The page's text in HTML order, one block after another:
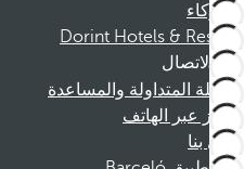
الشركاء
Dorint Hotels & Resorts
الاتصال
الأسئلة المتداولة والمساعدة
الحجز عبر الهاتف
اتصل بنا